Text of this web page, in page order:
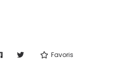
Favoris